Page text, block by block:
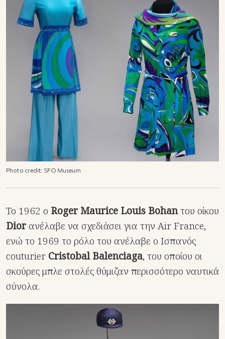
Photo credit: SFO Museum
Το 1962 ο Roger Maurice Louis Bohanτου οίκου
Diorανέλαβε να σχεδιάσει για την Air France,
ενώ τo 1969 το ρόλο του ανέλαβε ο Ισπανός
couturier Cristobal Balenciaga, του οποίου οι
σκούρες μπλε στολές θύμιζαν περισσότερο ναυτικά
σύνολα.